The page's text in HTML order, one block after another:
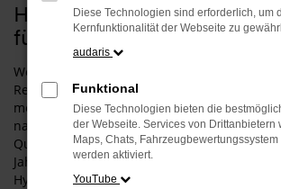
Hyundai Neuwagen –
für Regensburg
Wenn Sie uns fragen, wie Ihre Mobilität in
Regensburg künftig aussehen könnte,
möglicherweise einen Hyundai Neuwagen.
natürlich darin, dass wir von diesem
Qualität voll und ganz überzeugt sind und
Jahren der Zusammenarbeit niemals
Hyundai Neuwagen sind perfekt für
Diese Technologien sind erforderlich, um
Kernfunktionalität der Webseite zu
audaris
Funktional
Diese Technologien bieten die
der Webseite. Services von Drittanbietern
Maps, Chats,
werden aktiviert.
YouTube